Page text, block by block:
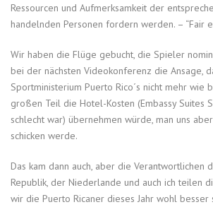
Ressourcen und Aufmerksamkeit der
handelnden Personen fordern werden. – “Fair
Wir haben die Flüge gebucht, die Spieler
bei der nächsten Videokonferenz die Ansage,
Sportministerium Puerto Rico´s nicht mehr wie
großen Teil die Hotel-Kosten (Embassy Suites
schlecht war) übernehmen würde, man uns
schicken werde.
Das kam dann auch, aber die Verantwortlichen
Republik, der Niederlande und auch ich teilen
wir die Puerto Ricaner dieses Jahr wohl besser